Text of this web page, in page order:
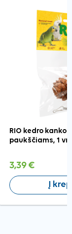
RIO kedro
paukščiams, 1
3,39 €
Į